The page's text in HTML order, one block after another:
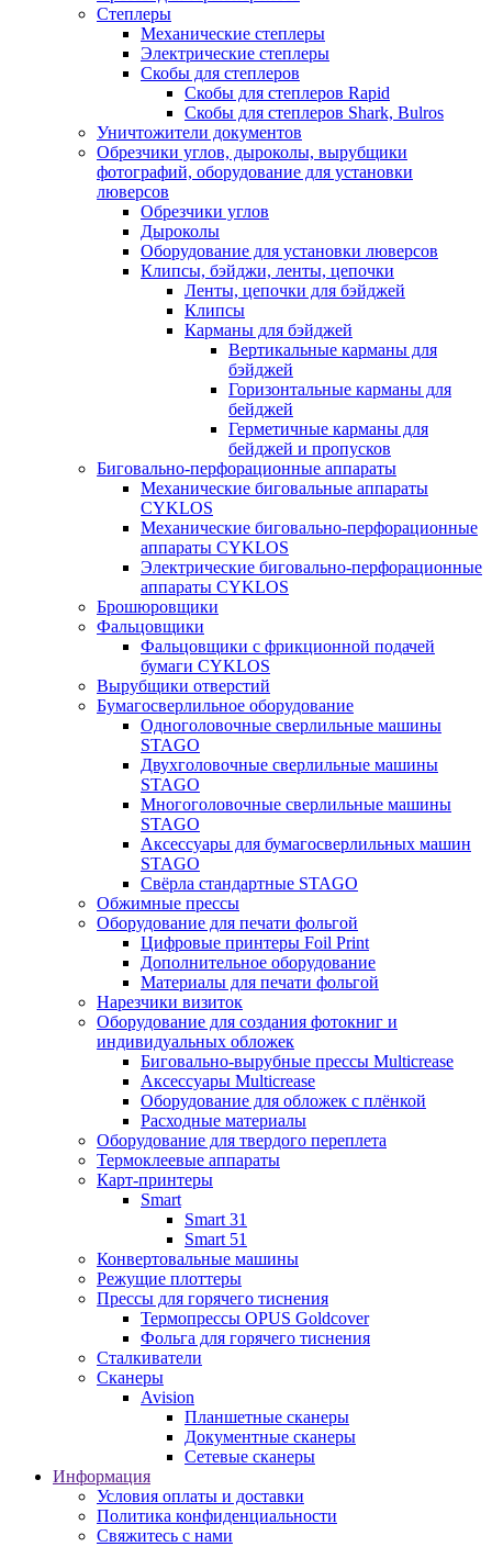
Степлеры
Механические степлеры
Электрические степлеры
Скобы для степлеров
Скобы для степлеров Rapid
Скобы для степлеров Shark, Bulros
Уничтожители документов
Обрезчики углов, дыроколы, вырубщики
фотографий, оборудование для установки
люверсов
Обрезчики углов
Дыроколы
Оборудование для установки люверсов
Клипсы, бэйджи, ленты, цепочки
Ленты, цепочки для бэйджей
Клипсы
Карманы для бэйджей
Вертикальные карманы для
бэйджей
Горизонтальные карманы для
бейджей
Герметичные карманы для
бейджей и пропусков
Биговально-перфорационные аппараты
Механические биговальные аппараты
CYKLOS
Механические биговально-перфорационные
аппараты CYKLOS
Электрические биговально-перфорационные
аппараты CYKLOS
Брошюровщики
Фальцовщики
Фальцовщики с фрикционной подачей
бумаги CYKLOS
Вырубщики отверстий
Бумагосверлильное оборудование
Одноголовочные сверлильные машины
STAGO
Двухголовочные сверлильные машины
STAGO
Многоголовочные сверлильные машины
STAGO
Аксессуары для бумагосверлильных машин
STAGO
Свёрла стандартные STAGO
Обжимные прессы
Оборудование для печати фольгой
Цифровые принтеры Foil Print
Дополнительное оборудование
Материалы для печати фольгой
Нарезчики визиток
Оборудование для создания фотокниг и
индивидуальных обложек
Биговально-вырубные прессы Multicrease
Аксессуары Multicrease
Оборудование для обложек с плёнкой
Расходные материалы
Оборудование для твердого переплета
Термоклеевые аппараты
Карт-принтеры
Smart
Smart 31
Smart 51
Конвертовальные машины
Режущие плоттеры
Прессы для горячего тиснения
Термопрессы OPUS Goldcover
Фольга для горячего тиснения
Сталкиватели
Сканеры
Avision
Планшетные сканеры
Документные сканеры
Сетевые сканеры
Информация
Условия оплаты и доставки
Политика конфиденциальности
Свяжитесь с нами